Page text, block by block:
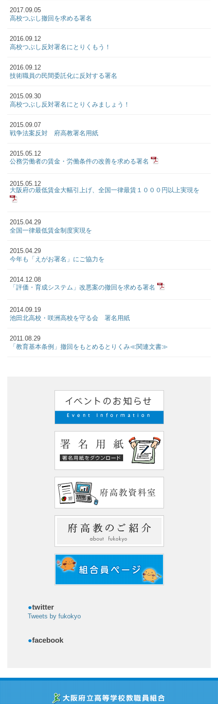
2017.09.05
高校つぶし撤回を求める署名
2016.09.12
高校つぶし反対署名にとりくもう！
2016.09.12
技術職員の民間委託化に反対する署名
2015.09.30
高校つぶし反対署名にとりくみましょう！
2015.09.07
戦争法案反対 府高教署名用紙
2015.05.12
公務労働者の賃金・労働条件の改善を求める署名
2015.05.12
大阪府の最低賃金大幅引上げ、全国一律最賃１０００円以上実現を
2015.04.29
全国一律最低賃金制度実現を
2015.04.29
今年も「えがお署名」にご協力を
2014.12.08
「評価・育成システム」改悪案の撤回を求める署名
2014.09.19
池田北高校・咲洲高校を守る会 署名用紙
2011.08.29
「教育基本条例」撤回をもとめるとりくみ≪関連文書≫
●twitter
Tweets by fukokyo
●facebook